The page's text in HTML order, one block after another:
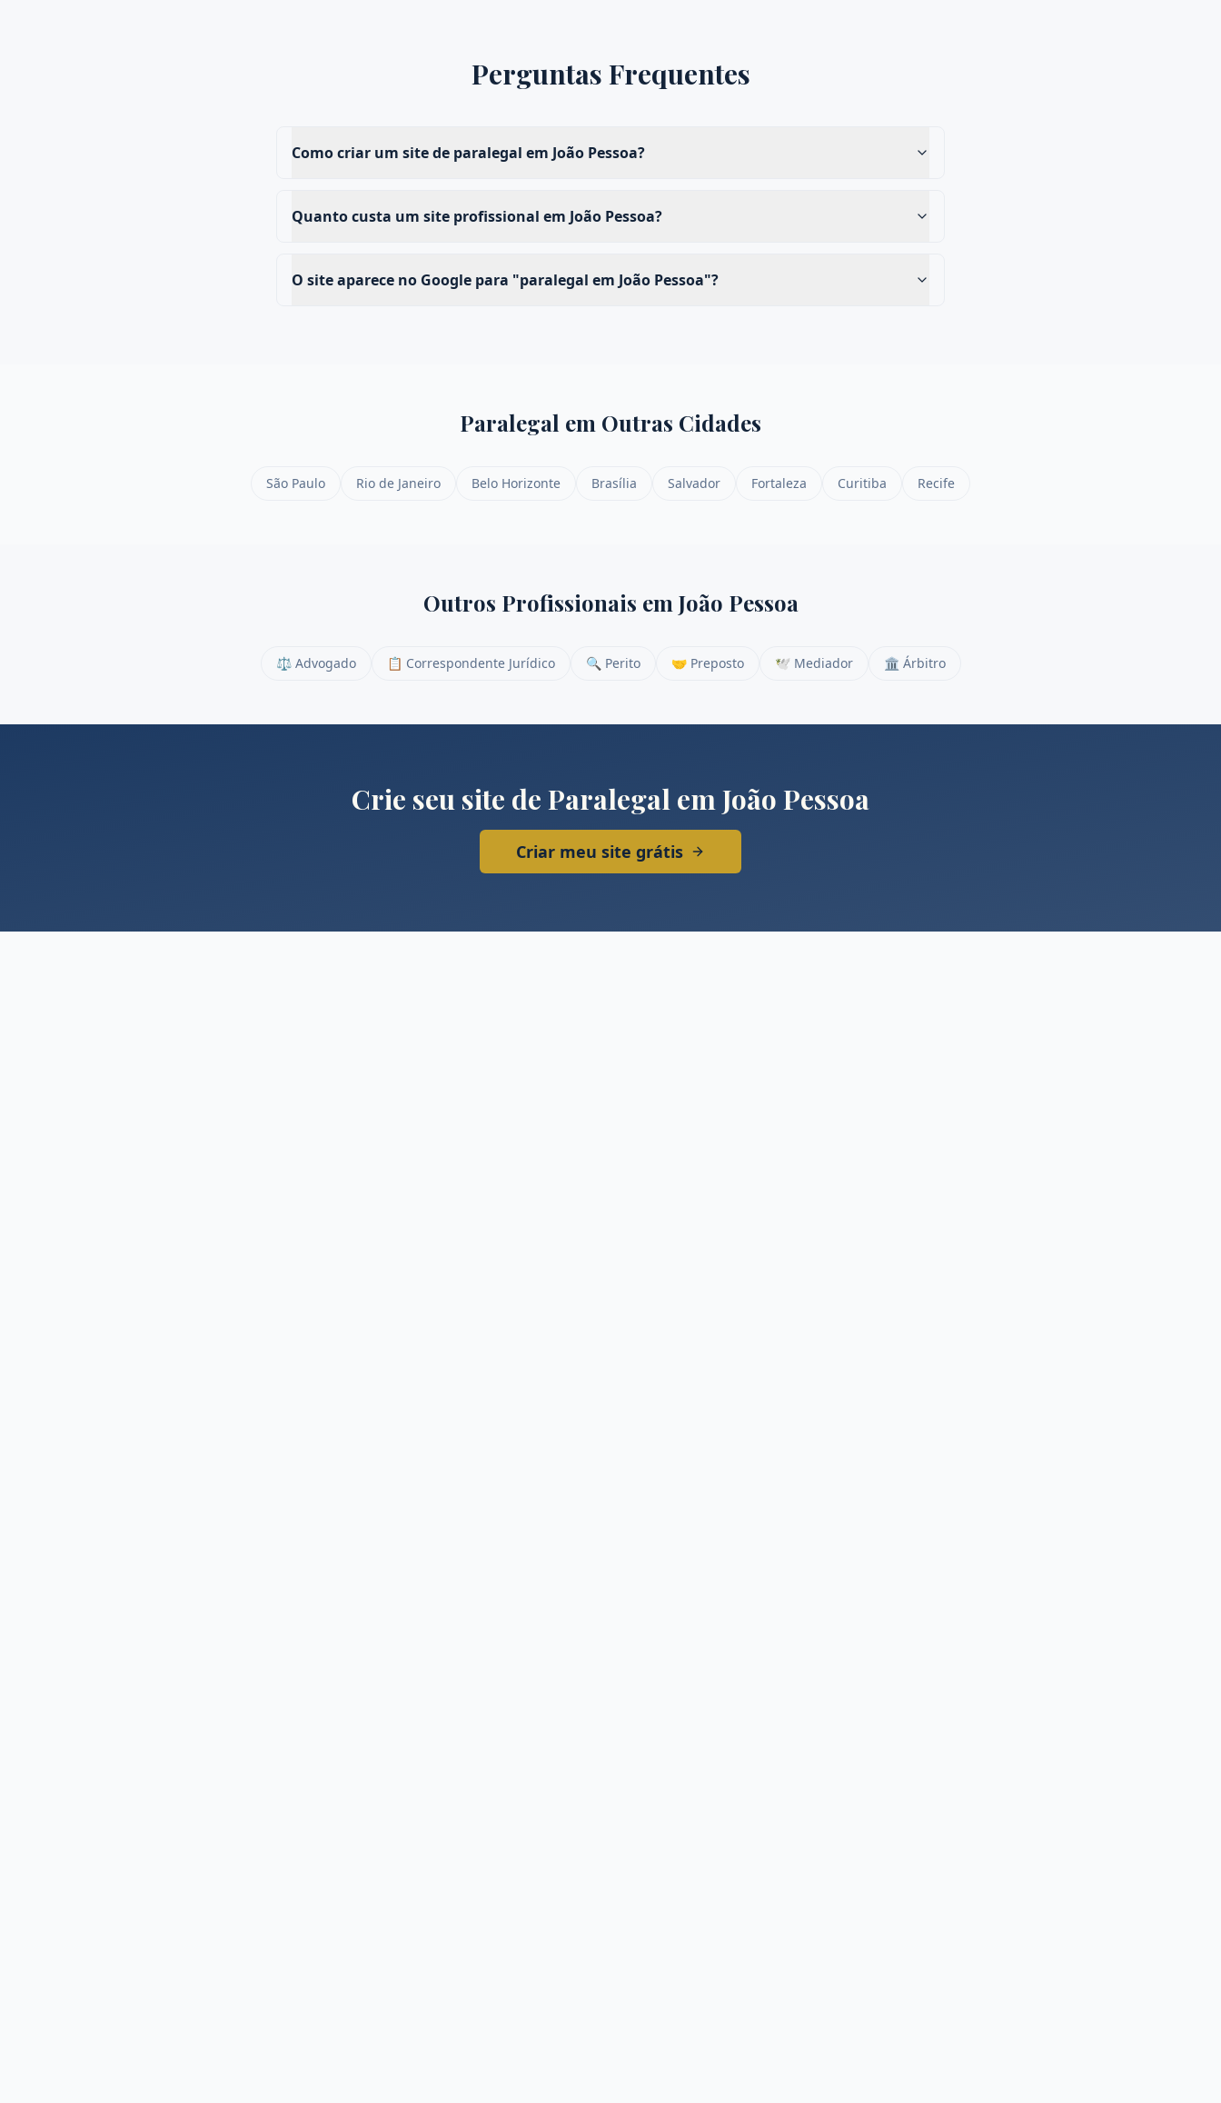
Perguntas Frequentes
Como criar um site de paralegal em João Pessoa?
Quanto custa um site profissional em João Pessoa?
O site aparece no Google para "paralegal em João Pessoa"?
Paralegal em Outras Cidades
São Paulo Rio de Janeiro Belo Horizonte Brasília Salvador Fortaleza Curitiba Recife
Outros Profissionais em João Pessoa
⚖️ Advogado 📋 Correspondente Jurídico 🔍 Perito 🤝 Preposto 🕊️ Mediador 🏛️ Árbitro
Crie seu site de Paralegal emJoão Pessoa
Criar meu site grátis